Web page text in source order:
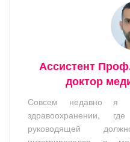
Ассистент
доктор
Совсем недавно я
здравоохранении,
руководящей